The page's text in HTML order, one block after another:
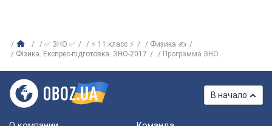
✅ ЗНО ✅ ⚡ 11 класс ⚡
Физика ✍
Фізика. Експрес-підготовка. ЗНО-2017
Программа ЗНО
В начало